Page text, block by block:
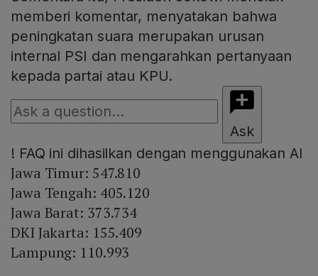
memberi komentar, menyatakan bahwa
peningkatan suara merupakan urusan
internal PSI dan mengarahkan pertanyaan
kepada partai atau KPU.
Ask
! FAQ ini dihasilkan dengan menggunakan AI
Jawa Timur: 547.810
Jawa Tengah: 405.120
Jawa Barat: 373.734
DKI Jakarta: 155.409
Lampung: 110.993